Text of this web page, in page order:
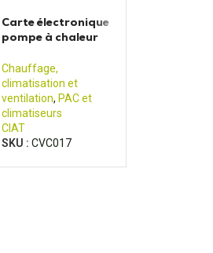
Carte électronique
pompe à chaleur
Chauffage,
climatisation et
ventilation, PAC et
climatiseurs
CIAT
SKU : CVC017